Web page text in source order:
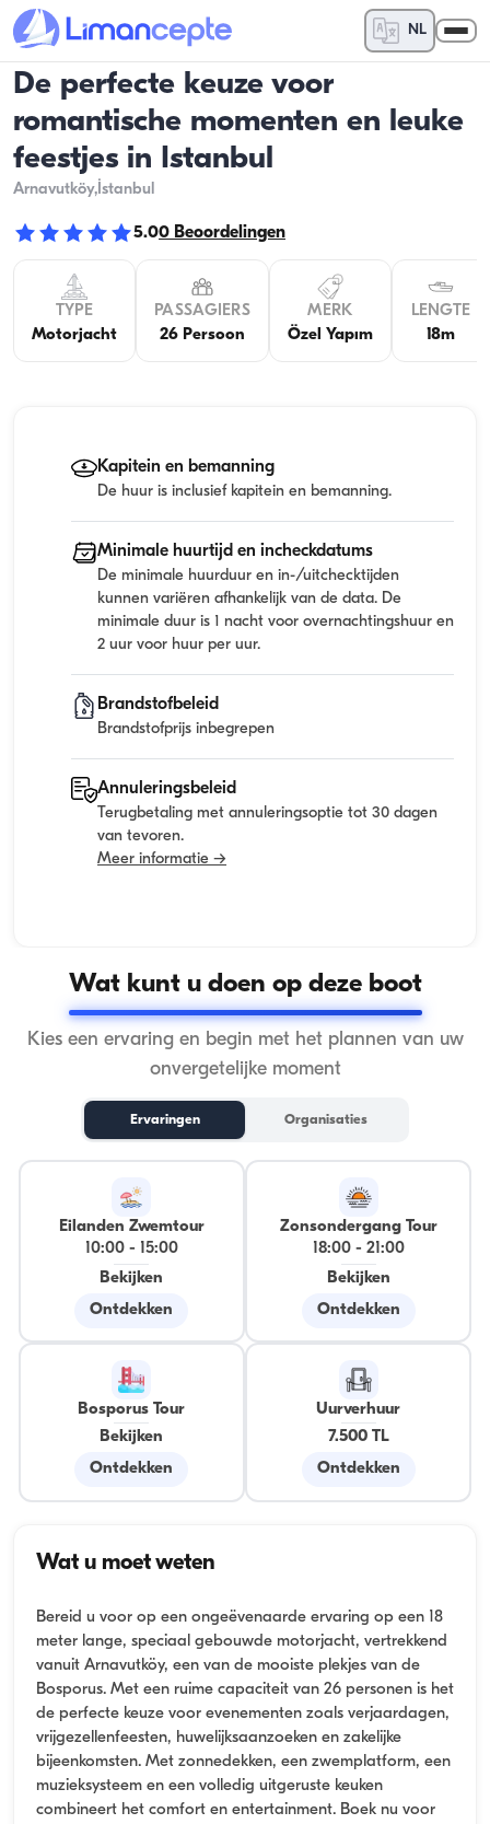
NL
De perfecte keuze voor
romantische momenten en leuke
feestjes in Istanbul
Arnavutköy,İstanbul
5.00 Beoordelingen
TYPE
Motorjacht
PASSAGIERS
26 Persoon
MERK
Özel Yapım
LENGTE
18m
Kapitein en bemanning
De huur is inclusief kapitein en bemanning.
Minimale huurtijd en incheckdatums
De minimale huurduur en in-/uitchecktijden
kunnen variëren afhankelijk van de data. De
minimale duur is 1 nacht voor overnachtingshuur en
2 uur voor huur per uur.
Brandstofbeleid
Brandstofprijs inbegrepen
Annuleringsbeleid
Terugbetaling met annuleringsoptie tot 30 dagen
van tevoren.
Meer informatie →
Wat kunt u doen op deze boot
Kies een ervaring en begin met het plannen van uw
onvergetelijke moment
Ervaringen Organisaties
Eilanden Zwemtour
10:00-
15:00
Bekijken
Ontdekken
Zonsondergang Tour
18:00- 21:00
Bekijken
Ontdekken
Bosporus Tour
Bekijken
Ontdekken
Uurverhuur
7.500 TL
Ontdekken
Wat u moet weten
Bereid u voor op een ongeëvenaarde ervaring op een 18
meter lange, speciaal gebouwde motorjacht, vertrekkend
vanuit Arnavutköy, een van de mooiste plekjes van de
Bosporus. Met een ruime capaciteit van 26 personen is het
de perfecte keuze voor evenementen zoals verjaardagen,
vrijgezellenfeesten, huwelijksaanzoeken en zakelijke
bijeenkomsten. Met zonnedekken, een zwemplatform, een
muzieksysteem en een volledig uitgeruste keuken
combineert het comfort en entertainment. Boek nu voor